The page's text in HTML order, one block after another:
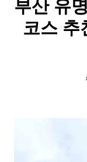
부산 유
코스 추